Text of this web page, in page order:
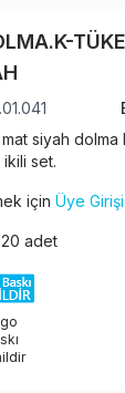
siyah
set.
için Üye Girişi
20 adet